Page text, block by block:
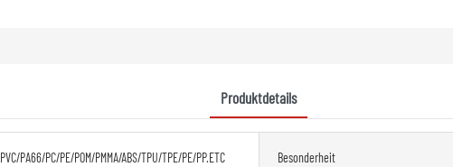
Produktdetails
PVC/PA66/PC/PE/POM/PMMA/ABS/TPU/TPE/PE/PP.ETC Besonderheit